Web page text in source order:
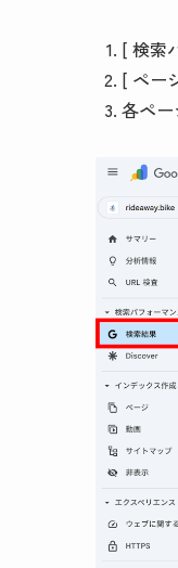
[ 検索
[ ペー
各ペ